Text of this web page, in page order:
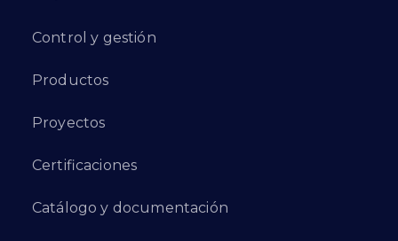
Control y gestión
Productos
Proyectos
Certificaciones
Catálogo y documentación